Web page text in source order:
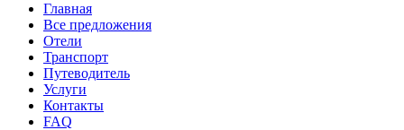
Главная
Все предложения
Отели
Транспорт
Путеводитель
Услуги
Контакты
FAQ